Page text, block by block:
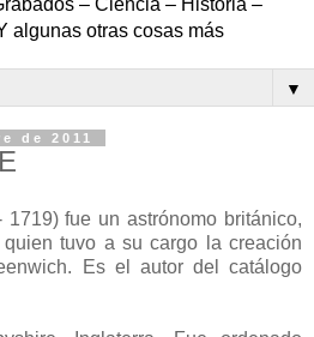
– Ciencia – Historia –
algunas otras cosas más
▼
de 2011
fue un astrónomo británico,
quien tuvo a su cargo la creación
Es el autor del catálogo